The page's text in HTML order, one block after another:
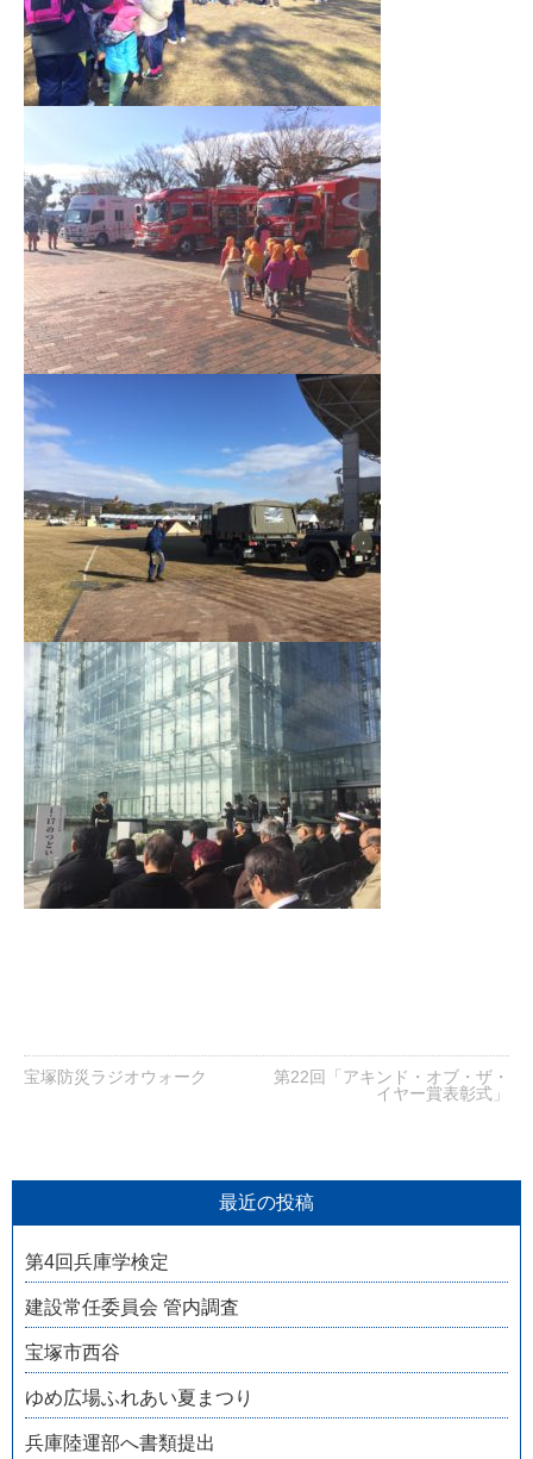
宝塚防災ラジオウォーク
第22回「アキンド・オブ・ザ・
イヤー賞表彰式」
最近の投稿
第4回兵庫学検定
建設常任委員会 管内調査
宝塚市西谷
ゆめ広場ふれあい夏まつり
兵庫陸運部へ書類提出